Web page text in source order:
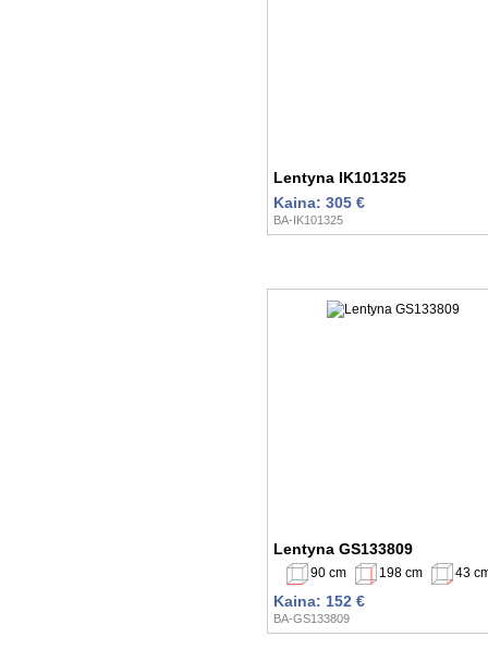
Lentyna IK101325
Kaina: 305 €
BA-IK101325
Lentyna GS133809
90 cm 198 cm 43
Kaina: 152 €
BA-GS133809